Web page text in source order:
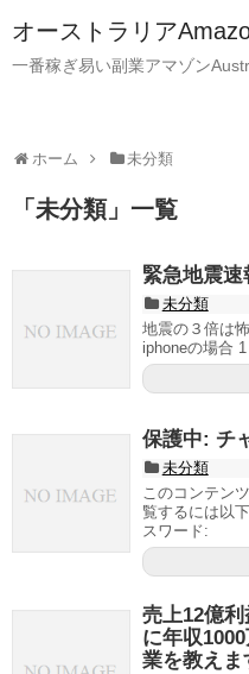
オーストラリア
一番稼ぎ易い副業アマゾン
ホーム 未分類
「 未分類」 一覧
緊急地震速
未分類
地震の３倍は
iphoneの場合
保護中: チ
未分類
このコンテン
覧するには以
スワード:
売上12億
に年収
業を教えま